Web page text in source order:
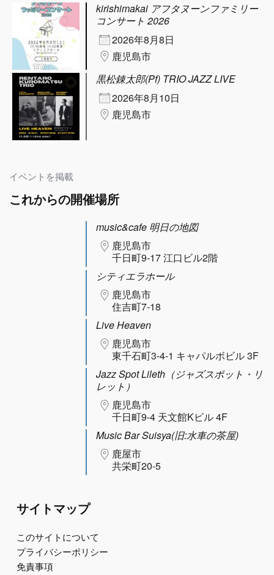
kirishimakai アフタヌーンファミリー
コンサート 2026
2026年8月8日
鹿児島市
黒松錬太郎(Pf) TRIO JAZZ LIVE
2026年8月10日
鹿児島市
イベントを掲載
これからの開催場所
music&cafe 明日の地図
鹿児島市
千日町9-17 江口ビル2階
シティエラホール
鹿児島市
住吉町7-18
Live Heaven
鹿児島市
東千石町3-4-1 キャパルボビル 3F
Jazz Spot Lileth（ジャズスポット・リ
レット）
鹿児島市
千日町9-4 天文館Kビル 4F
Music Bar Suisya(旧:水車の茶屋)
鹿屋市
共栄町20-5
サイトマップ
このサイトについて
プライバシーポリシー
免責事項